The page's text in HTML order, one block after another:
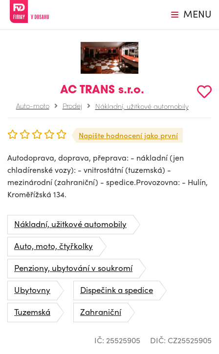
MENU
AC TRANS s.r.o.
Auto-moto Prodej Nákladní, užitkové automobily
Napište hodnocení jako první
Autodoprava, doprava, přeprava: - nákladní (jen
chladírenské vozy): - vnitrostátní (tuzemská) -
mezinárodní (zahraniční) - spedice.Provozovna: - Hulín,
Kroměřížská 134.
Nákladní, užitkové automobily
Auto, moto, čtyřkolky
Penziony, ubytování v soukromí
Ubytovny
Dispečink a spedice
Tuzemská
Zahraniční
IČ: 25525905 DIČ: CZ25525905